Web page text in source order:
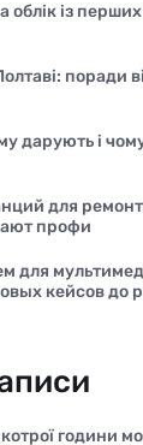
облік із
поради
дарують і
для
профи
для
кейсов до
години